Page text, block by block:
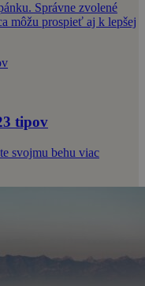
Správne zvolené
môžu prospieť aj k lepšej
tipov
svojmu behu viac